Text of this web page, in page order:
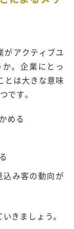
がアクティブユ
。企業にとっ
とは大きな意味
です。
める
込み客の動向が
きましょう。